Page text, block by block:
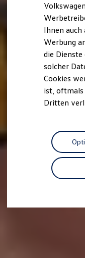
Förderung
Autonomes
Mehr zum
Online
California
California
Vanlife
California App
California
Unternehmen
Karriere
Ihnen
Werbung
die
solcher
Cookies
ist,
Dritten